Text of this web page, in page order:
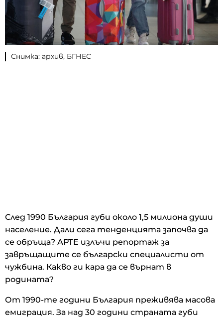
Снимка: архив, БГНЕС
След 1990 България губи около 1,5 милиона души
население. Дали сега тенденцията започва да
се обръща? АРТЕ излъчи репортаж за
завръщащите се български специалисти от
чужбина. Какво ги кара да се върнат в
родината?
От 1990-те години България преживява масова
емиграция. За над 30 години страната губи